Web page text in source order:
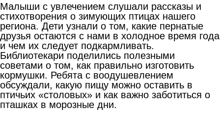
Малыши с увлечением слушали рассказы и
стихотворения о зимующих птицах нашего
региона. Дети узнали о том, какие пернатые
друзья остаются с нами в холодное время года
и чем их следует подкармливать.
Библиотекари поделились полезными
советами о том, как правильно изготовить
кормушки. Ребята с воодушевлением
обсуждали, какую пищу можно оставить в
птичьих «столовых» и как важно заботиться о
пташках в морозные дни.